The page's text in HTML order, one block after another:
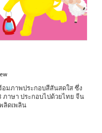
มภาพประกอบสีสันสดใส ซึ่ง
ภาษา ประกอบไปด้วยไทย จีน
ลิดเพลิน